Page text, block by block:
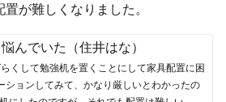
が難しくなりました。
くして勉強机を置くことにして家具配置に困
ションしてみて、かなり厳しいとわかったの